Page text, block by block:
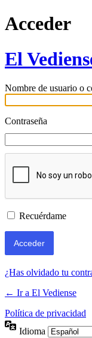
Acceder
El
Nombre de usuario o
Contraseña
Recuérdame
¿Has olvidado tu
← Ir a El Vediense
Política de privacidad
Idioma